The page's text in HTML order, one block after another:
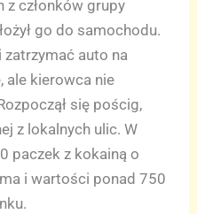
z członków grupy
go do samochodu.
auto na
ale kierowca nie
się pościg,
z lokalnych ulic. W
paczek z kokainą o
i wartości ponad 750